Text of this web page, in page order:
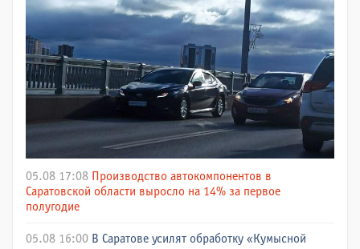
05.08 17:08 Производство автокомпонентов в
Саратовской области выросло на 14% за первое
полугодие
05.08 16:00 В Саратове усилят обработку «Кумысной